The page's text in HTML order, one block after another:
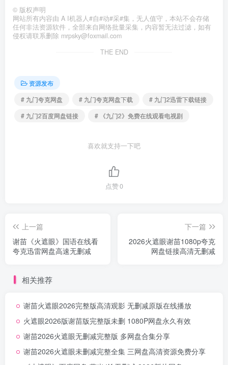
© 版权声明
网站所有内容由 A I机器人#自#动#采#集，无人值守，本站不会存储
任何非法资源软件，全部来自网络批量采集，内容暂无法过滤，如有
侵权请联系删除 mrpsky@foxmail.com
THE END
资源发布
# 九门夸克网盘
# 九门夸克网盘下载
# 九门2迅雷下载链接
# 九门2百度网盘链接
# 《九门2》免费在线观看电视剧
喜欢就支持一下吧
点赞0
上一篇
谢苗《火遮眼》国语在线看
夸克迅雷网盘高速无删减
下一篇
2026火遮眼谢苗1080p夸克
网盘链接高清无删减
相关推荐
谢苗火遮眼2026完整版高清观影 无删减原版在线播放
火遮眼2026版谢苗版完整版未删 1080P网盘永久有效
谢苗2026火遮眼无删减完整版 多网盘合集分享
谢苗2026火遮眼未删减完整全集 三网盘高清资源免费分享